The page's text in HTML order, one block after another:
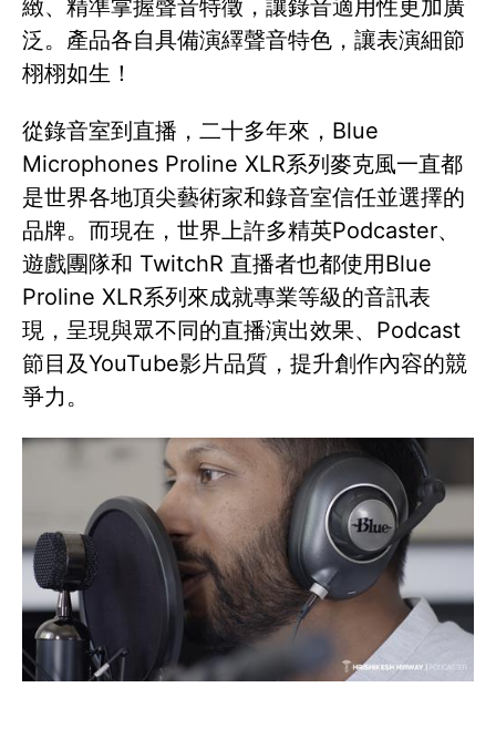
緻、精準掌握聲音特徵，讓錄音適用性更加廣
泛。產品各自具備演繹聲音特色，讓表演細節
栩栩如生！
從錄音室到直播，二十多年來，Blue
Microphones Proline XLR系列麥克風一直都
是世界各地頂尖藝術家和錄音室信任並選擇的
品牌。而現在，世界上許多精英Podcaster、
遊戲團隊和 TwitchR 直播者也都使用Blue
Proline XLR系列來成就專業等級的音訊表
現，呈現與眾不同的直播演出效果、Podcast
節目及YouTube影片品質，提升創作內容的競
爭力。